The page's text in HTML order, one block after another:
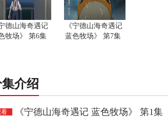
宁德山海奇遇记
牧场》 第6集
《宁德山海奇遇记
蓝色牧场》 第7集
介绍
《宁德山海奇遇记 蓝色牧场》 第1集